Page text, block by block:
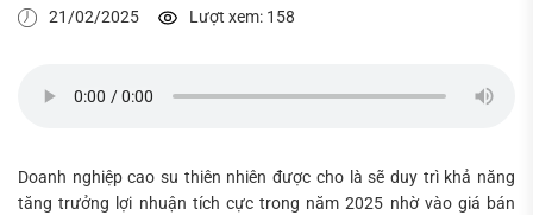
21/02/2025 Lượt xem: 158
Doanh nghiệp cao su thiên nhiên được cho là sẽ duy trì khả năng
tăng trưởng lợi nhuận tích cực trong năm 2025 nhờ vào giá bán